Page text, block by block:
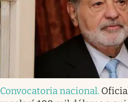
Convocatoria nacional.